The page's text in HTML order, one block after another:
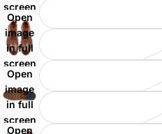
screen
Open
image
in full
screen
Open
image
in full
screen
Open